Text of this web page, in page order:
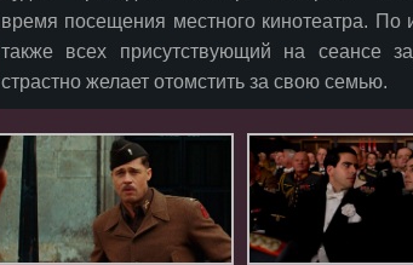
время посещения местного кинотеатра. По
также всех присутствующий на сеансе
страстно желает отомстить за свою семью.